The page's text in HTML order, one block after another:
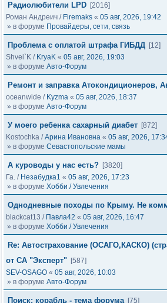
Радиолюбители LPD [2016]
Роман Андреич / Firemaks « 05 авг, 2026, 19:42
» в форуме Провайдеры, сети, связь
Проблема с оплатой штрафа ГИБДД [12]
Shvei`K / KryaK « 05 авг, 2026, 19:03
» в форуме Авто-Форум
Ремонт и заправка Атокондиционеров,
oceanwide / Kyzma « 05 авг, 2026, 18:37
» в форуме Авто-Форум
У моего ребенка сахарный диабет [872]
Kostochka /Арина Ивановна « 05 авг, 2026,
» в форуме Севастопольские мамы
А куроводы у нас есть? [3820]
Га. / Незабудка1 « 05 авг, 2026, 17:23
» в форуме Хобби / Увлечения
Однодневные походы по Крыму. Не
blackcat13 / Павла42 « 05 авг, 2026, 16:47
» в форуме Хобби / Увлечения
Re: Автострахование (ОСАГО,КАСКО)
от СА "Эксперт" [587]
SEV-OSAGO « 05 авг, 2026, 10:03
» в форуме Авто-Форум
Поиск: корабль - тема форума [75]